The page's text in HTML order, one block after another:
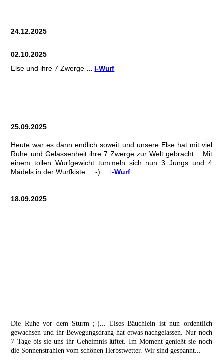
24.12.2025
02.10.2025
Else und ihre 7 Zwerge ... I-Wurf
25.09.2025
Heute war es dann endlich soweit und unsere Else hat mit viel
Ruhe und Gelassenheit ihre 7 Zwerge zur Welt gebracht... Mit
einem tollen Wurfgewicht tummeln sich nun 3 Jungs und 4
Mädels in der Wurfkiste... :-) ... I-Wurf
18.09.2025
Die Ruhe vor dem Sturm ;-)... Elses Bäuchlein ist nun ordentlich
gewachsen und ihr Bewegungsdrang hat etwas nachgelassen. Nur noch
7 Tage bis sie uns ihr Geheimnis lüftet. Im Moment genießt sie noch
die Sonnenstrahlen vom schönen Herbstwetter. Wir sind gespannt...